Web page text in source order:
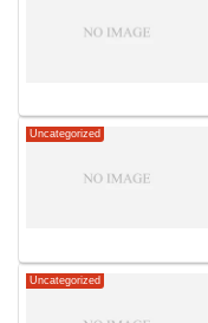
Uncategorized
Uncategorized